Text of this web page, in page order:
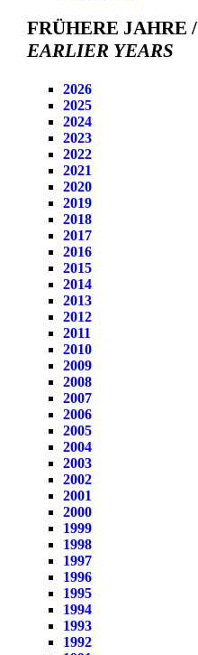
FRÜHERE JAHRE /
EARLIER YEARS
2026
2025
2024
2023
2022
2021
2020
2019
2018
2017
2016
2015
2014
2013
2012
2011
2010
2009
2008
2007
2006
2005
2004
2003
2002
2001
2000
1999
1998
1997
1996
1995
1994
1993
1992